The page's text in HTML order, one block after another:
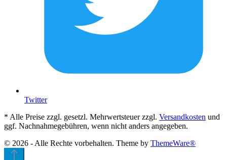
Twitter
* Alle Preise zzgl. gesetzl. Mehrwertsteuer zzgl. Versandkosten und
ggf. Nachnahmegebühren, wenn nicht anders angegeben.
© 2026 - Alle Rechte vorbehalten. Theme by ThemeWare®